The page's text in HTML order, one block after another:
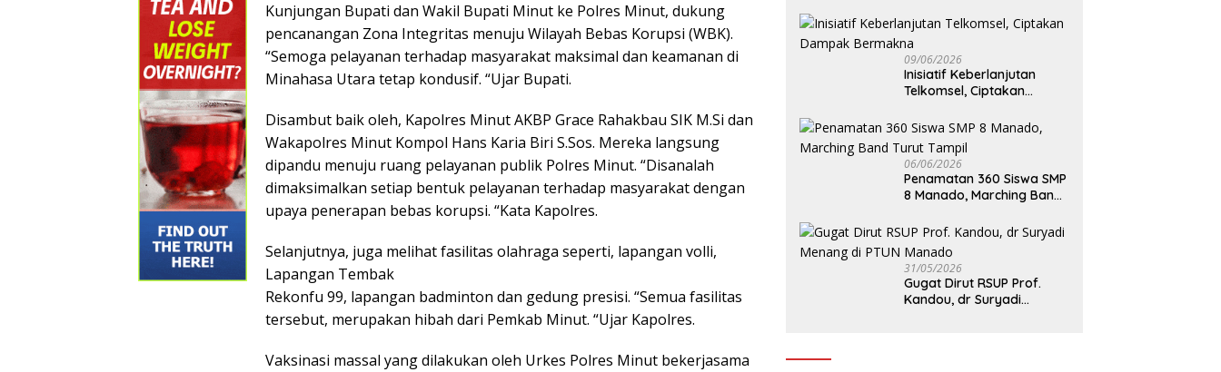
Kunjungan Bupati dan Wakil Bupati Minut ke Polres Minut, dukung
pencanangan Zona Integritas menuju Wilayah Bebas Korupsi (WBK).
“Semoga pelayanan terhadap masyarakat maksimal dan keamanan di
Minahasa Utara tetap kondusif. “Ujar Bupati.
Disambut baik oleh, Kapolres Minut AKBP Grace Rahakbau SIK M.Si dan
Wakapolres Minut Kompol Hans Karia Biri S.Sos. Mereka langsung
dipandu menuju ruang pelayanan publik Polres Minut. “Disanalah
dimaksimalkan setiap bentuk pelayanan terhadap masyarakat dengan
upaya penerapan bebas korupsi. “Kata Kapolres.
Selanjutnya, juga melihat fasilitas olahraga seperti, lapangan volli,
Lapangan Tembak
Rekonfu 99, lapangan badminton dan gedung presisi. “Semua fasilitas
tersebut, merupakan hibah dari Pemkab Minut. “Ujar Kapolres.
Vaksinasi massal yang dilakukan oleh Urkes Polres Minut bekerjasama
09/06/2026
Inisiatif Keberlanjutan
Telkomsel, Ciptakan
06/06/2026
Penamatan 360 Siswa SMP
8 Manado, Marching Band
31/05/2026
Gugat Dirut RSUP Prof.
Kandou, dr Suryadi